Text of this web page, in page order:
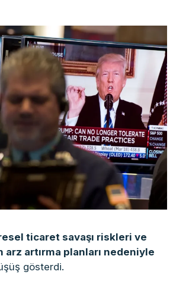
ticaret savaşı riskleri ve
artırma planları nedeniyle
gösterdi.